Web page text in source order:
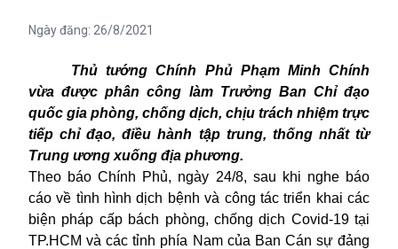
Ngày đăng: 26/8/2021
Thủ tướng Chính Phủ Phạm Minh Chính
vừa được phân công làm Trưởng Ban Chỉ đạo
quốc gia phòng, chống dịch, chịu trách nhiệm trực
tiếp chỉ đạo, điều hành tập trung, thống nhất từ
Trung ương xuống địa phương.
Theo báo Chính Phủ, ngày 24/8, sau khi nghe báo
cáo về tình hình dịch bệnh và công tác triển khai các
biện pháp cấp bách phòng, chống dịch Covid-19 tại
TP.HCM và các tỉnh phía Nam của Ban Cán sự đảng